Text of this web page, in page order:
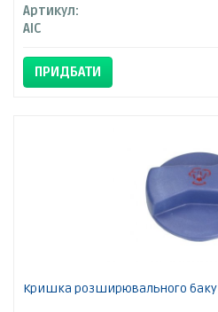
Артикул:
AIC
ПРИДБАТИ
Кришка розширювального баку